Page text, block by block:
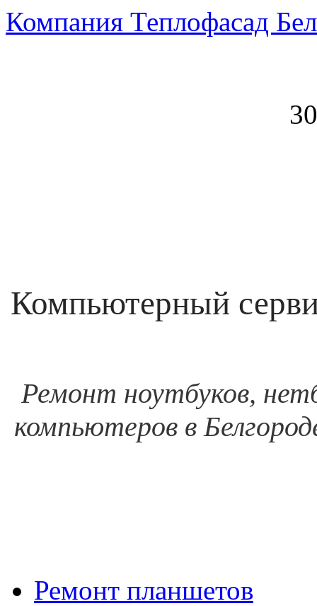
Компания Теплофасад
Компьютерный
Ремонт ноутбуков,
компьютеров в
Ремонт планшетов